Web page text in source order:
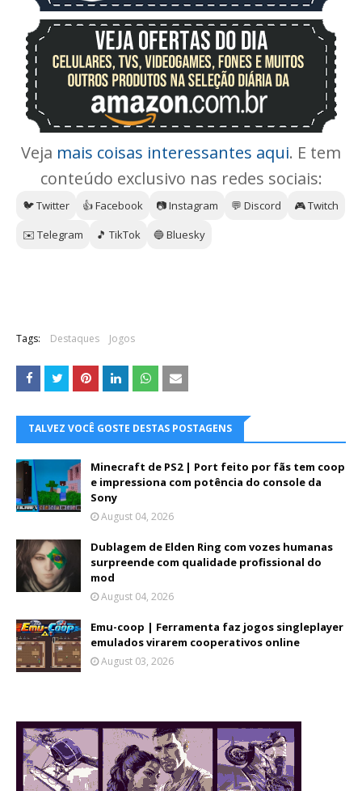
Veja mais coisas interessantes aqui. E tem
conteúdo exclusivo nas redes sociais:
🐦 Twitter 👍 Facebook 📷 Instagram 💬 Discord
🎮 Twitch
✉️ Telegram
🎵 TikTok 🔵 Bluesky
Tags: Destaques Jogos
TALVEZ VOCÊ GOSTE DESTAS POSTAGENS
Minecraft de PS2 | Port feito por fãs tem coop
e impressiona com potência do console da
Sony
August 04, 2026
Dublagem de Elden Ring com vozes humanas
surpreende com qualidade profissional do
mod
August 04, 2026
Emu-coop | Ferramenta faz jogos singleplayer
emulados virarem cooperativos online
August 03, 2026